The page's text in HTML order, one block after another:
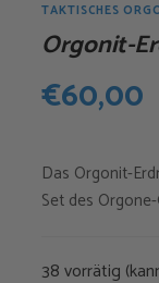
TAKTISCHES
Orgonit-
€60,00
Das Orgonit-
Set des
38 vorrätig